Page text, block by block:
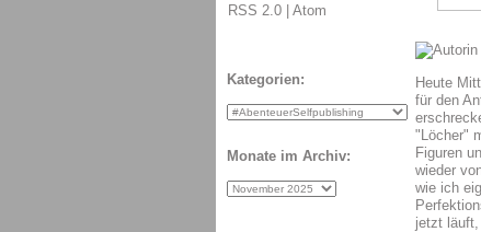
Heute
für den
"Löcher"
Figuren
wieder
wie ich
jetzt
RSS 2.0 | Atom
Kategorien:
Monate im Archiv: